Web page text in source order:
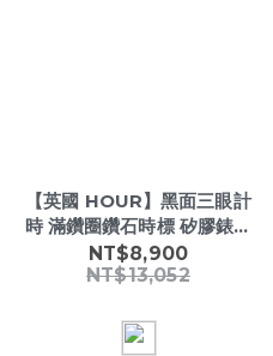
【英國 HOUR】黑面三眼計
時 滿鑽圈鑽石時標 矽膠錶帶
自動機械腕錶 男錶
NT$8,900
NT$13,052